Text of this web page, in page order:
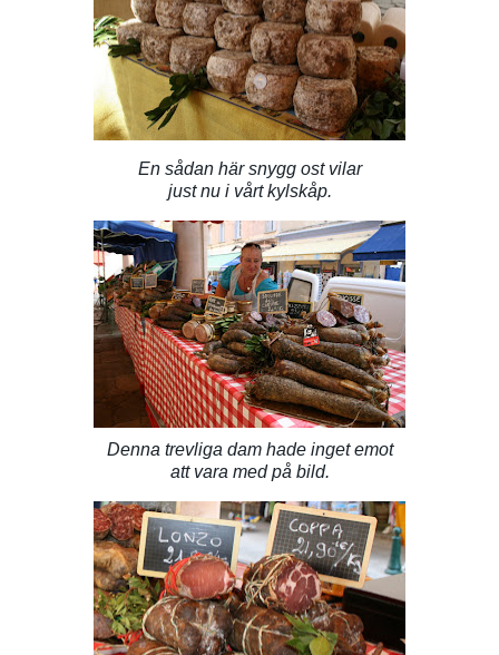
En sådan här snygg ost vilar
just nu i vårt kylskåp.
Denna trevliga dam hade inget emot
att vara med på bild.